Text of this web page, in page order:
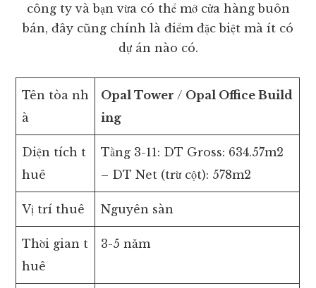
công ty và bạn vừa có thể mở cửa hàng buôn
bán, đây cũng chính là điểm đặc biệt mà ít có
dự án nào có.
Tên tòa nh
à
Opal Tower / Opal Office Build
ing
Diện tích t
huê
Tầng 3-11: DT Gross: 634.57m2
– DT Net (trừ cột): 578m2
Vị trí thuê Nguyên sàn
Thời gian t
huê
3-5 năm